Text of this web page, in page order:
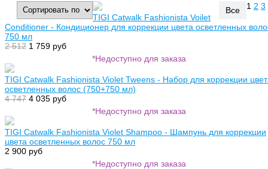
1 2 3
Все
TIGI Catwalk Fashionista Voilet
Conditioner - Кондиционер для коррекции цвета осветленных
750 мл
2 512 1 759 руб
*Недоступно для заказа
TIGI Catwalk Fashionista Violet Tweens - Набор для коррекции
осветленных волос (750+750 мл)
4 747 4 035 руб
*Недоступно для заказа
TIGI Catwalk Fashionista Violet Shampoo - Шампунь для коррекции
цвета осветленных волос 750 мл
2 900 руб
*Недоступно для заказа